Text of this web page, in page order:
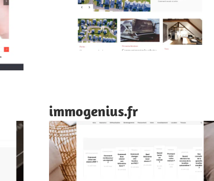
immogenius.fr